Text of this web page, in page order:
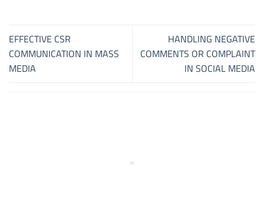
EFFECTIVE CSR
COMMUNICATION IN MASS
MEDIA
HANDLING NEGATIVE
COMMENTS OR COMPLAINT
IN SOCIAL MEDIA